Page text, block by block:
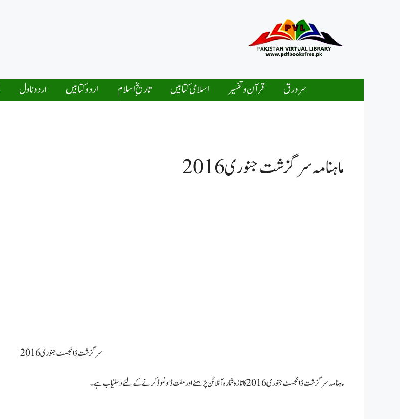
سرورق قرآن و تفسیر اسلامی کتابیں تاریخِ اسلام اردو کتابیں اردو ناول
ماہنامہ سرگزشت جنوری 2016
سرگزشت ڈائجسٹ جنوری 2016
ماہنامہ سرگزشت ڈائجسٹ جنوری 2016 کا تازہ شمارہ آنلائن پڑھنے اور مفت ڈاونلوڈ کرنے کے لئے دستیاب ہے۔